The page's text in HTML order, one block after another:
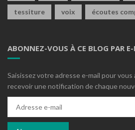
tessiture voix écoutes
ABONNEZ-VOUS À CE BLOG PAR
Saisissez votre adresse e-mail pour
recevoir une notification de chaque
mail